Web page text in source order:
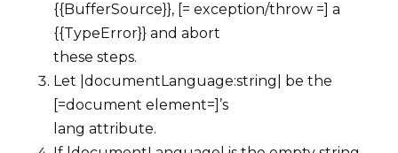
{{BufferSource}}, [= exception/throw =] a
{{TypeError}} and abort
these steps.
Let |documentLanguage:string| be the
[=document element=]’s
lang attribute.